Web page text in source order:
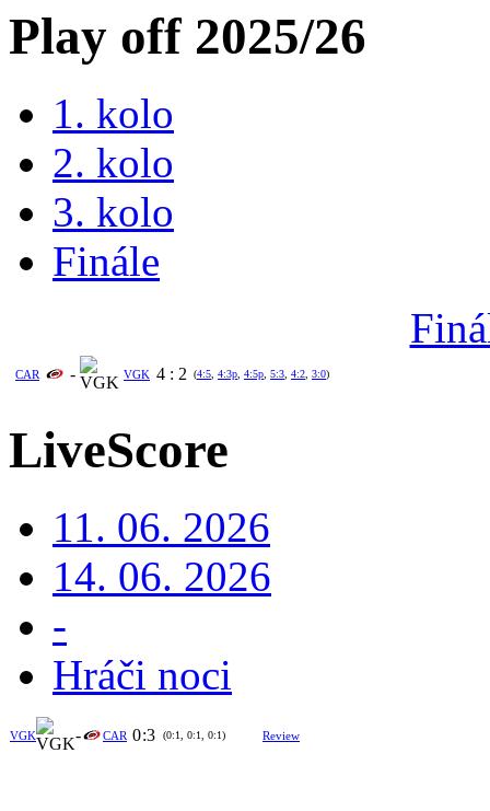
Play off 2025/26
1. kolo
2. kolo
3. kolo
Finále
CAR - VGK 4 : 2 (4:5, 4:3p, 4:5p, 5:3, 4:2, 3:0)
LiveScore
11. 06. 2026
14. 06. 2026
-
Hráči noci
VGK - CAR 0:3 (0:1, 0:1, 0:1) Review